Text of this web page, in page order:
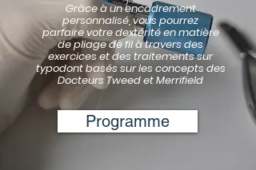
Grâce à un encadrement
personnalisé, vous pourrez
parfaire votre dextérité en matière
de pliage de fil à travers des
exercices et des traitements sur
typodont basés sur les concepts des
Docteurs Tweed et Merrifield
Programme